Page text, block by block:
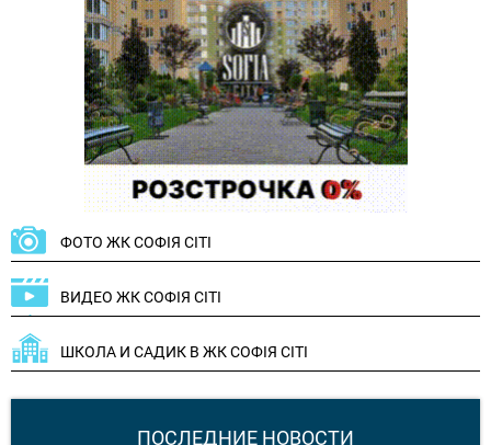
ФОТО ЖК СОФІЯ СІТІ
ВИДЕО ЖК СОФІЯ СІТІ
ШКОЛА И САДИК В ЖК СОФІЯ СІТІ
ПОСЛЕДНИЕ НОВОСТИ